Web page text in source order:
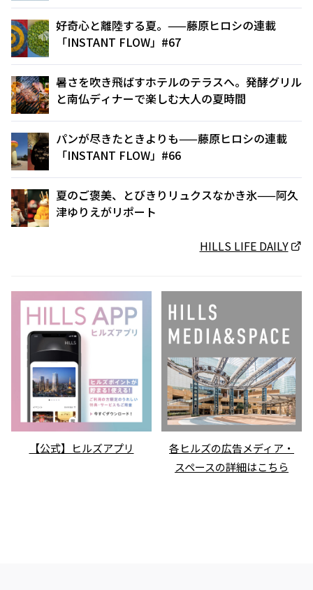
好奇心と離陸する夏。——藤原ヒロシの連載
「INSTANT FLOW」#67
暑さを吹き飛ばすホテルのテラスへ。発酵グリル
と南仏ディナーで楽しむ大人の夏時間
パンが尽きたときよりも——藤原ヒロシの連載
「INSTANT FLOW」#66
夏のご褒美、とびきりリュクスなかき氷——阿久
津ゆりえがリポート
HILLS LIFE DAILY
【公式】ヒルズアプリ
各ヒルズの広告メディア・
スペースの詳細はこちら